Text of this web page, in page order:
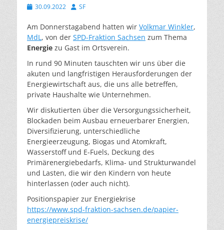
Veröffentlicht
30.09.2022 Autor
SF
Am Donnerstagabend hatten wir Volkmar Winkler,
MdL, von der SPD-Fraktion Sachsen zum Thema
Energie zu Gast im Ortsverein.
In rund 90 Minuten tauschten wir uns über die
akuten und langfristigen Herausforderungen der
Energiewirtschaft aus, die uns alle betreffen,
private Haushalte wie Unternehmen.
Wir diskutierten über die Versorgungssicherheit,
Blockaden beim Ausbau erneuerbarer Energien,
Diversifizierung, unterschiedliche
Energieerzeugung, Biogas und Atomkraft,
Wasserstoff und E-Fuels, Deckung des
Primärenergiebedarfs, Klima- und Strukturwandel
und Lasten, die wir den Kindern von heute
hinterlassen (oder auch nicht).
Positionspapier zur Energiekrise
https://www.spd-fraktion-sachsen.de/papier-
energiepreiskrise/